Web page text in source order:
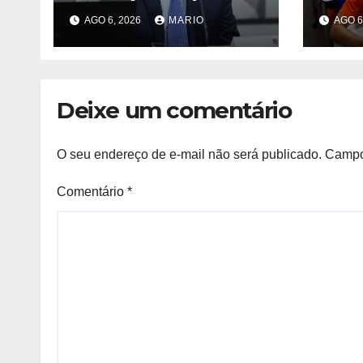
PGR acelere exame
de DNA que
afastaria suspeita
AGO 6, 2026 MARIO
noAGO
Deixe um comentário
O seu endereço de e-mail não será publicado.
Comentário *